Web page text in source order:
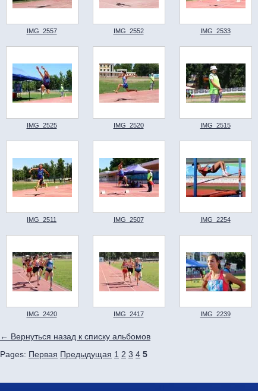
IMG_2557 IMG_2552 IMG_2533
IMG_2525 IMG_2520 IMG_2515
IMG_2511 IMG_2507 IMG_2254
IMG_2420 IMG_2417 IMG_2239
← Вернуться назад к списку альбомов
Pages: Первая Предыдущая 1 2 3 4 5